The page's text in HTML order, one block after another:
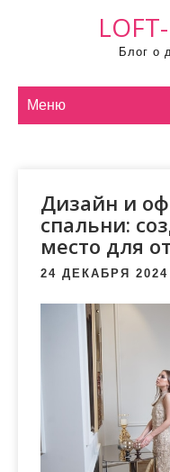
Блог о
Меню
Дизайн и
спальни:
место для
24 ДЕКАБРЯ 2024